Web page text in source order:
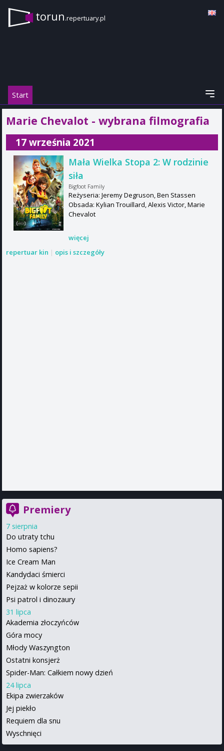
torun.repertuary.pl
Start
Marie Chevalot - wybrana filmografia
17 września 2021
Mała Wielka Stopa 2: W rodzinie
siła
Bigfoot Family
Reżyseria: Jeremy Degruson, Ben Stassen
Obsada: Kylian Trouillard, Alexis Victor, Marie
Chevalot
więcej
repertuar kin | opis i szczegóły
Premiery
7 sierpnia
Do utraty tchu
Homo sapiens?
Ice Cream Man
Kandydaci śmierci
Pejzaż w kolorze sepii
Psi patrol i dinozaury
31 lipca
Akademia złoczyńców
Góra mocy
Młody Waszyngton
Ostatni konsjerż
Spider-Man: Całkiem nowy dzień
24 lipca
Ekipa zwierzaków
Jej piekło
Requiem dla snu
Wyschnięci